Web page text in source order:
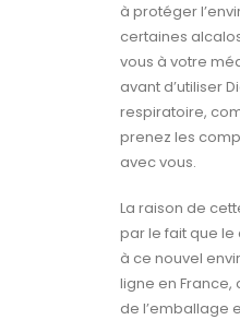
à protéger
certaines
vous à votre
avant d’utiliser
respiratoire,
prenez les
avec vous.
La raison de
par le fait que le
à ce nouvel
ligne en
de l’emballage